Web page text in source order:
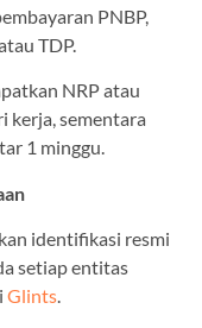
PNBP,
TDP.
NRP atau
kerja, sementara
1 minggu.
identifikasi resmi
setiap entitas
Glints.